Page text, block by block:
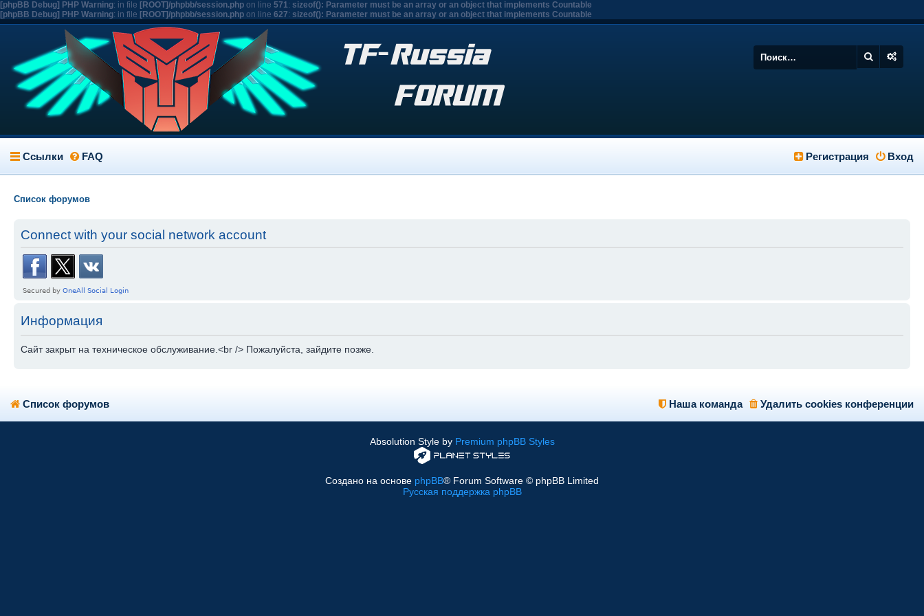
[phpBB Debug] PHP Warning: in file [ROOT]/phpbb/session.php on line 571: sizeof(): Parameter must be an array or an object that implements Countable
[phpBB Debug] PHP Warning: in file [ROOT]/phpbb/session.php on line 627: sizeof(): Parameter must be an array or an object that implements Countable
Ссылки FAQ Вход
Регистрация
Список форумов
Connect with your social network account
Информация
Сайт закрыт на техническое обслуживание.<br /> Пожалуйста, зайдите позже.
Список форумов Удалить cookies конференции
Наша команда
Absolution Style by Premium phpBB Styles
Создано на основе phpBB® Forum Software © phpBB Limited
Русская поддержка phpBB